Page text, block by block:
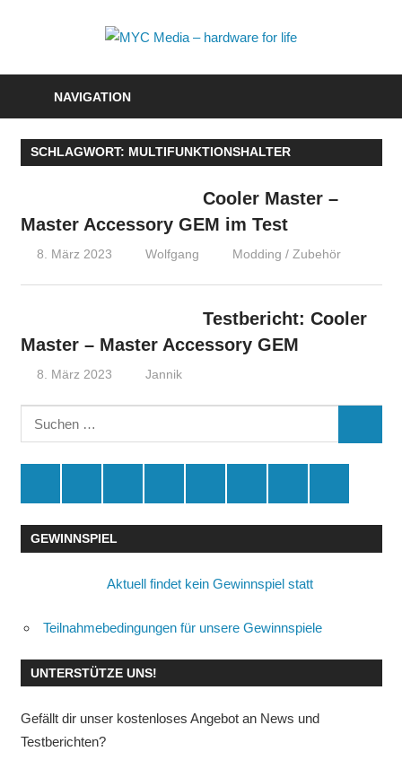
Media
–
for
life
NAVIGATION
SCHLAGWORT: MULTIFUNKTIONSHALTER
Cooler Master –
Master Accessory GEM im Test
8. März 2023 Wolfgang Modding / Zubehör
Testbericht: Cooler
Master – Master Accessory GEM
8. März 2023 Jannik
Suchen
nach:
GEWINNSPIEL
Aktuell findet kein Gewinnspiel statt
Teilnahmebedingungen für unsere Gewinnspiele
UNTERSTÜTZE UNS!
Gefällt dir unser kostenloses Angebot an News und
Testberichten?